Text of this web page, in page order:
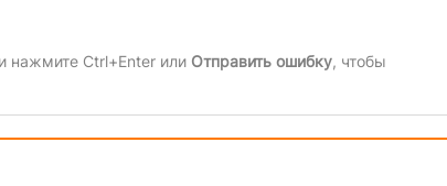
нажмите Ctrl+Enter или Отправить ошибку, чтобы